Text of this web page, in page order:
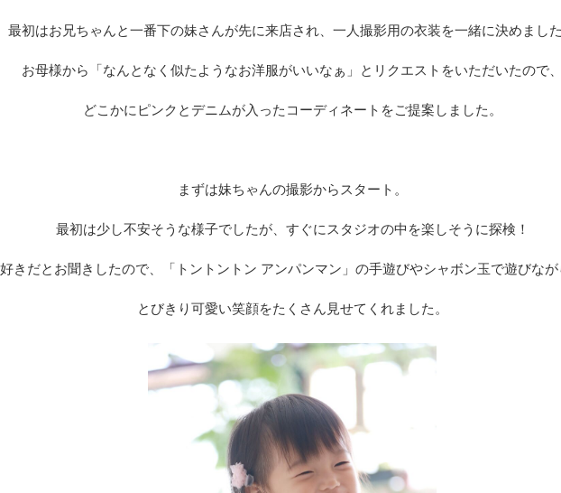
最初はお兄ちゃんと一番下の妹さんが先に来店され、一人撮影用の衣装を一緒に決めました
お母様から「なんとなく似たようなお洋服がいいなぁ」とリクエストをいただいたので、
どこかにピンクとデニムが入ったコーディネートをご提案しました。
まずは妹ちゃんの撮影からスタート。
最初は少し不安そうな様子でしたが、すぐにスタジオの中を楽しそうに探検！
きだとお聞きしたので、「トントントン アンパンマン」の手遊びやシャボン玉で遊びなが
とびきり可愛い笑顔をたくさん見せてくれました。